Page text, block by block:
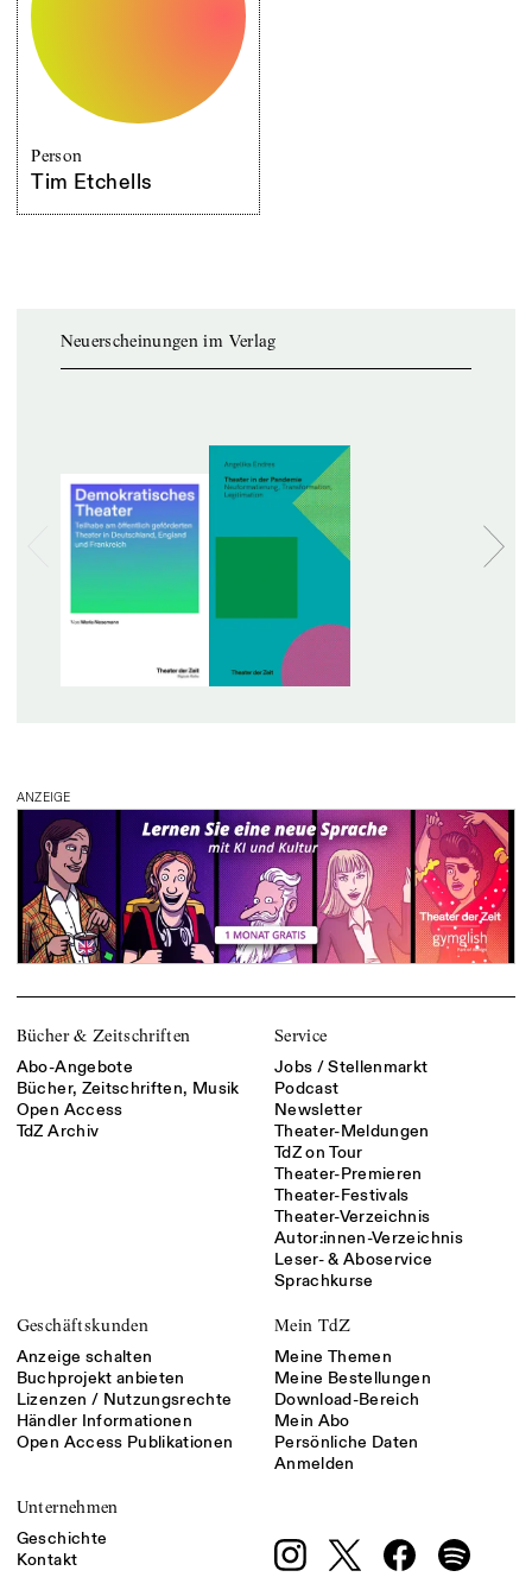
Person
Tim Etchells
Neuerscheinungen im Verlag
ANZEIGE
Bücher & Zeitschriften
Abo-Angebote
Bücher, Zeitschriften, Musik
Open Access
TdZ Archiv
Service
Jobs / Stellenmarkt
Podcast
Newsletter
Theater-Meldungen
TdZ on Tour
Theater-Premieren
Theater-Festivals
Theater-Verzeichnis
Autor:innen-Verzeichnis
Leser- & Aboservice
Sprachkurse
Geschäftskunden
Anzeige schalten
Buchprojekt anbieten
Lizenzen / Nutzungsrechte
Händler Informationen
Open Access Publikationen
Mein TdZ
Meine Themen
Meine Bestellungen
Download-Bereich
Mein Abo
Persönliche Daten
Anmelden
Unternehmen
Geschichte
Kontakt